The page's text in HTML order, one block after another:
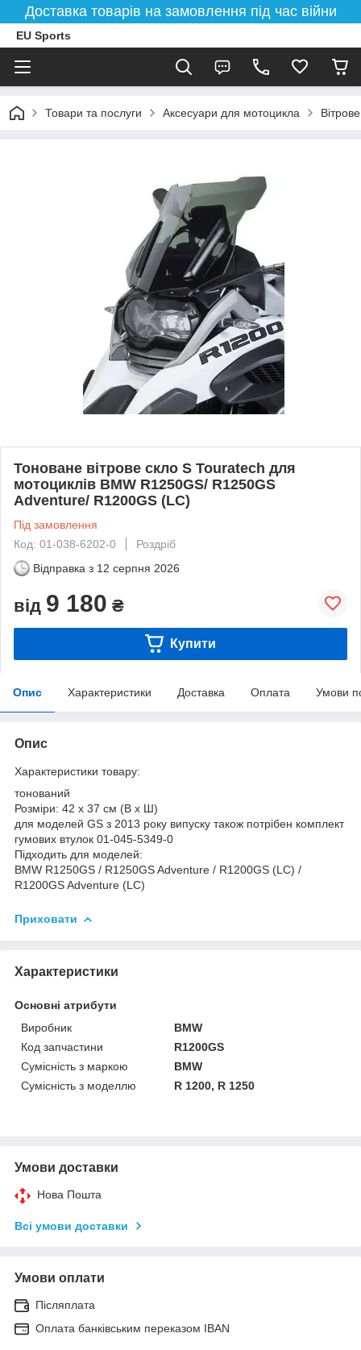
Доставка товарів на замовлення під час війни
EU Sports
Товари та послуги Аксесуари для мотоцикла
Тоноване вітрове скло S Touratech для
мотоциклів BMW R1250GS/ R1250GS
Adventure/ R1200GS (LC)
Під замовлення
Код: 01-038-6202-0
Роздріб
Відправка з 12 серпня 2026
від 9 180 ₴
Купити
Опис Характеристики Доставка Оплата Умови
Опис
Характеристики товару:
тонований
Розміри: 42 x 37 см (В x Ш)
для моделей GS з 2013 року випуску також потрібен комплект
гумових втулок 01-045-5349-0
Підходить для моделей:
BMW R1250GS / R1250GS Adventure / R1200GS (LC) /
R1200GS Adventure (LC)
Приховати
Характеристики
Основні атрибути
Виробник
BMW
Код запчастини
R1200GS
Сумісність з маркою
BMW
Сумісність з моделлю
R 1200, R 1250
Умови доставки
Нова Пошта
Всі умови доставки
Умови оплати
Післяплата
Оплата банківським переказом IBAN